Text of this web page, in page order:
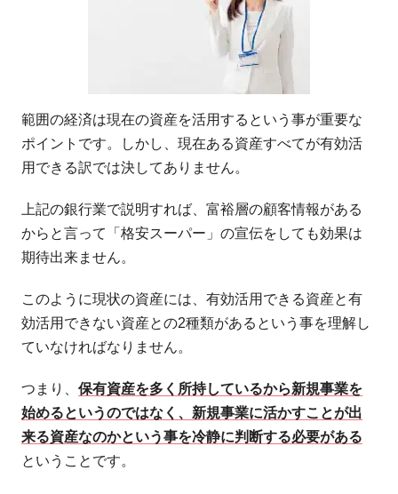
範囲の経済は現在の資産を活用するという事が重要な
ポイントです。しかし、現在ある資産すべてが有効活
用できる訳では決してありません。
上記の銀行業で説明すれば、富裕層の顧客情報がある
からと言って「格安スーパー」の宣伝をしても効果は
期待出来ません。
このように現状の資産には、有効活用できる資産と有
効活用できない資産との2種類があるという事を理解し
ていなければなりません。
つまり、保有資産を多く所持しているから新規事業を
始めるというのではなく、新規事業に活かすことが出
来る資産なのかという事を冷静に判断する必要がある
ということです。